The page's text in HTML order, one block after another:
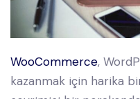
WooCommerce,
kazanmak için harika